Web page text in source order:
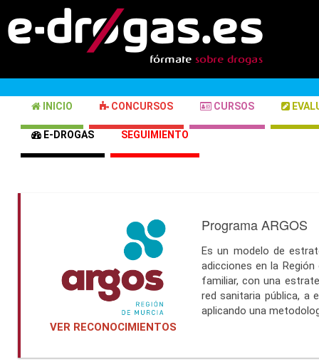
INICIO CONCURSOS CURSOS
E-DROGAS SEGUIMIENTO
VER RECONOCIMIENTOS
Programa ARGOS
Es un modelo de
adicciones en la
familiar, con una
red sanitaria pública, a
aplicando una